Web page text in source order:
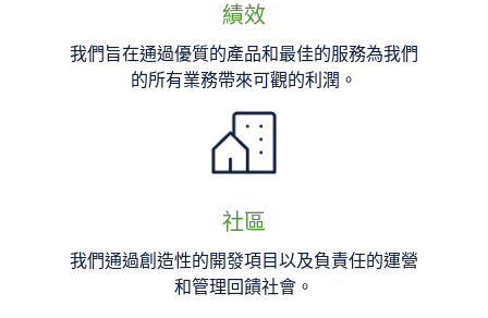
績效
我們旨在通過優質的產品和最佳的服務為我們
的所有業務帶來可觀的利潤。
社區
我們通過創造性的開發項目以及負責任的運營
和管理回饋社會。